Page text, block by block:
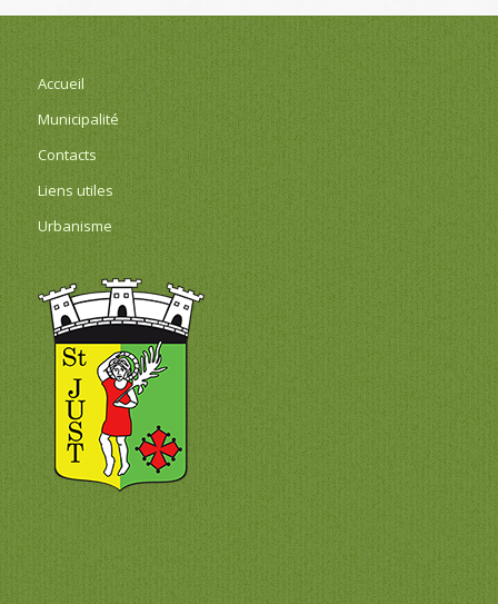
Accueil
Municipalité
Contacts
Liens utiles
Urbanisme